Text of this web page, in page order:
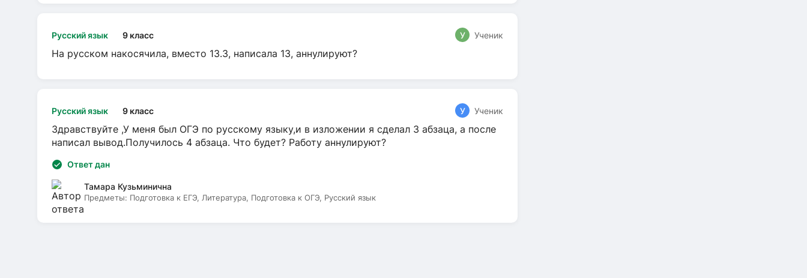
Русский язык 9 класс У Ученик
На русском накосячила, вместо 13.3, написала 13, аннулируют?
Русский язык 9 класс У Ученик
Здравствуйте ,У меня был ОГЭ по русскому языку,и в изложении я сделал 3 абзаца, а после
написал вывод.Получилось 4 абзаца. Что будет? Работу аннулируют?
Ответ дан
Тамара Кузьминична
Предметы: Подготовка к ЕГЭ, Литература, Подготовка к ОГЭ, Русский язык